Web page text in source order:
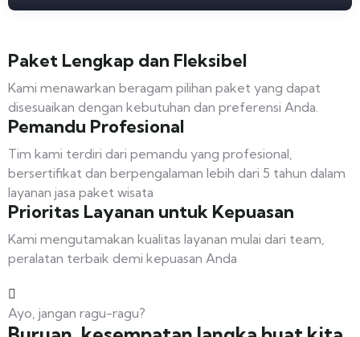
Paket Lengkap dan Fleksibel
Kami menawarkan beragam pilihan paket yang dapat
disesuaikan dengan kebutuhan dan preferensi Anda.
Pemandu Profesional
Tim kami terdiri dari pemandu yang profesional,
bersertifikat dan berpengalaman lebih dari 5 tahun dalam
layanan jasa paket wisata
Prioritas Layanan untuk Kepuasan
Kami mengutamakan kualitas layanan mulai dari team,
peralatan terbaik demi kepuasan Anda
Ayo, jangan ragu-ragu?